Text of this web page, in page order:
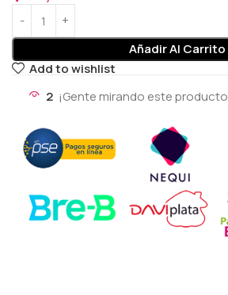
Añadir Al Carrito
Add to wishlist
2 ¡Gente mirando este